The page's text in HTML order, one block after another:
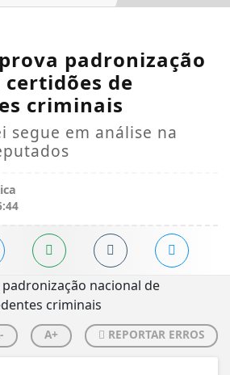
padronização
de
criminais
segue em análise na
A+ REPORTAR ERROS